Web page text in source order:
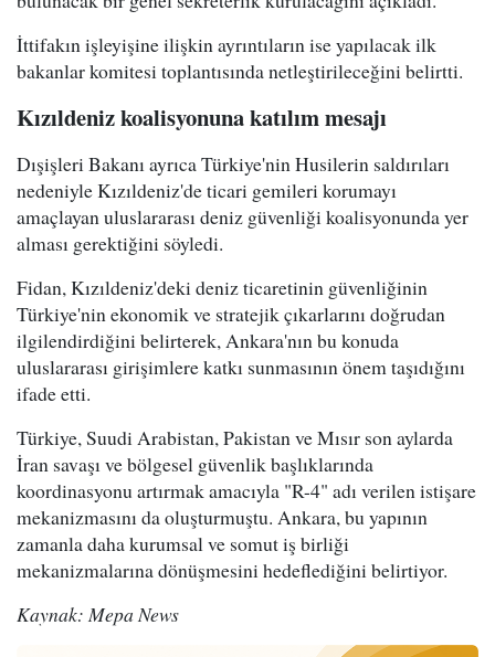
İttifakın işleyişine ilişkin ayrıntıların ise yapılacak ilk
bakanlar komitesi toplantısında netleştirileceğini belirtti.
Kızıldeniz koalisyonuna katılım mesajı
Dışişleri Bakanı ayrıca Türkiye'nin Husilerin saldırıları
nedeniyle Kızıldeniz'de ticari gemileri korumayı
amaçlayan uluslararası deniz güvenliği koalisyonunda yer
alması gerektiğini söyledi.
Fidan, Kızıldeniz'deki deniz ticaretinin güvenliğinin
Türkiye'nin ekonomik ve stratejik çıkarlarını doğrudan
ilgilendirdiğini belirterek, Ankara'nın bu konuda
uluslararası girişimlere katkı sunmasının önem taşıdığını
ifade etti.
Türkiye, Suudi Arabistan, Pakistan ve Mısır son aylarda
İran savaşı ve bölgesel güvenlik başlıklarında
koordinasyonu artırmak amacıyla "R-4" adı verilen istişare
mekanizmasını da oluşturmuştu. Ankara, bu yapının
zamanla daha kurumsal ve somut iş birliği
mekanizmalarına dönüşmesini hedeflediğini belirtiyor.
Kaynak: Mepa News